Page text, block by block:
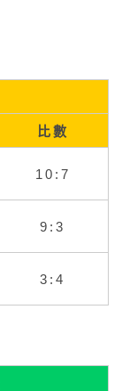
比數
10:7
9:3
3:4